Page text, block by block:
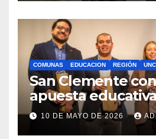
COMUNAS EDUCACION REGIÓN
San Clemente
apuesta
lanzamiento del
Preuniversitario
10 DE MAYO DE 2026